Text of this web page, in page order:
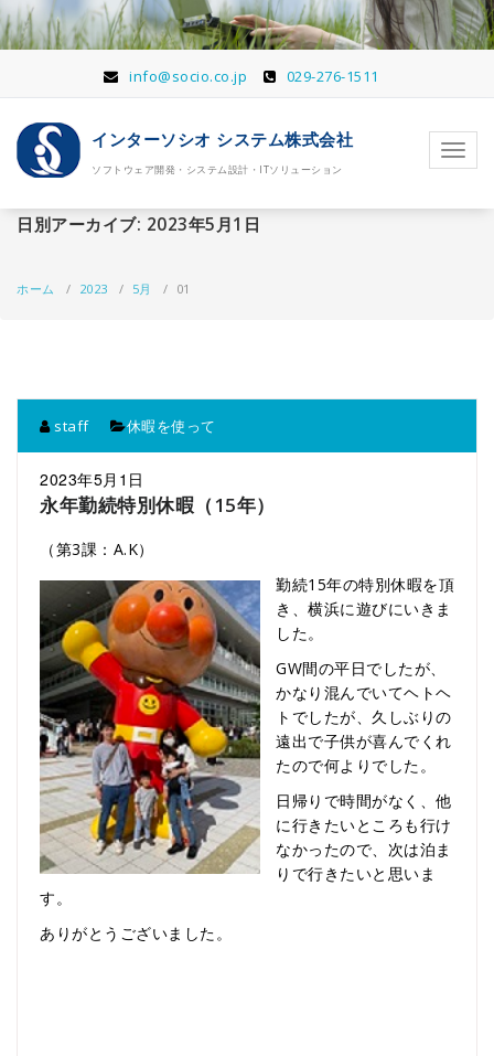
コ
ン
テ
ツ
info@socio.co.jp 029-276-1511
インターソシオ システム株式会社
ソフトウェア開発・システム設計・ITソリューション
ナ
ビ
日別アーカイブ: 2023年5月1日
ホーム / 2023 / 5月 / 01
staff 休暇を使って
2023年5月1日
永年勤続特別休暇（15年）
（第3課：A.K）
勤続15年の特別休暇を頂
き、横浜に遊びにいきま
した。
GW間の平日でしたが、
かなり混んでいてヘトヘ
トでしたが、久しぶりの
遠出で子供が喜んでくれ
たので何よりでした。
日帰りで時間がなく、他
に行きたいところも行け
なかったので、次は泊ま
りで行きたいと思いま
す。
ありがとうございました。